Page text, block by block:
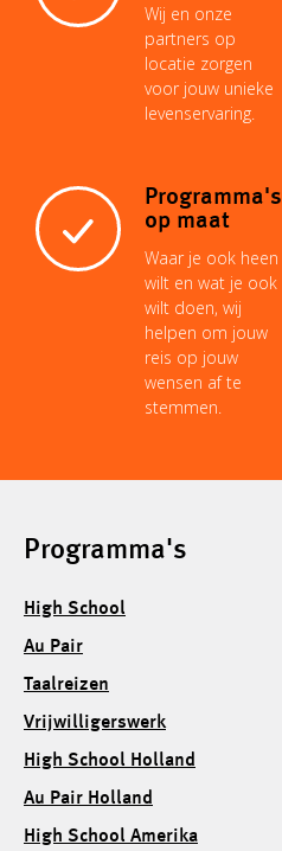
Wij en onze
partners op
locatie zorgen
voor jouw unieke
levenservaring.
Programma's
op maat
Waar je ook heen
wilt en wat je ook
wilt doen, wij
helpen om jouw
reis op jouw
wensen af te
stemmen.
Programma's
High School
Au Pair
Taalreizen
Vrijwilligerswerk
High School Holland
Au Pair Holland
High School Amerika